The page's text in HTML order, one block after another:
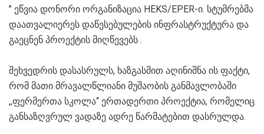
’’ ეწვია დონორი ორგანიზაცია HEKS/EPER-ი. სტუმრებმა
დაათვალიერეს დაწესებულების ინფრასტრუქტურა და
გაეცნენ პროექტის მიღწევებს .
შეხვედრის დასასრულს, ხაზგასმით აღინიშნა ის ფაქტი,
რომ მათი მრავალწლიანი მუშაობის განმავლობაში
,,ფერმერთა სკოლა“ ერთადერთი პროექტია, რომელიც
განსაზღვრულ ვადაზე ადრე წარმატებით დასრულდა.